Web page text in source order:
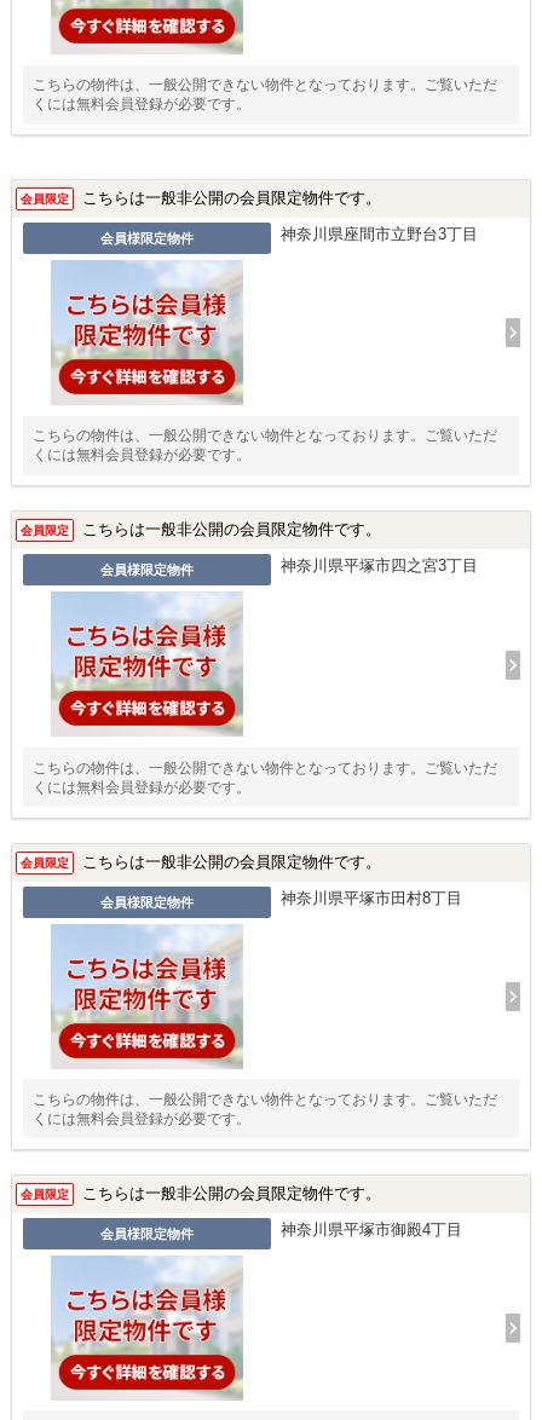
こちらの物件は、一般公開できない物件となっております。ご覧いただ
くには無料会員登録が必要です。
会員限定 こちらは一般非公開の会員限定物件です。
会員様限定物件 神奈川県座間市立野台3丁目
こちらの物件は、一般公開できない物件となっております。ご覧いただ
くには無料会員登録が必要です。
会員限定 こちらは一般非公開の会員限定物件です。
会員様限定物件 神奈川県平塚市四之宮3丁目
こちらの物件は、一般公開できない物件となっております。ご覧いただ
くには無料会員登録が必要です。
会員限定 こちらは一般非公開の会員限定物件です。
会員様限定物件 神奈川県平塚市田村8丁目
こちらの物件は、一般公開できない物件となっております。ご覧いただ
くには無料会員登録が必要です。
会員限定 こちらは一般非公開の会員限定物件です。
会員様限定物件 神奈川県平塚市御殿4丁目